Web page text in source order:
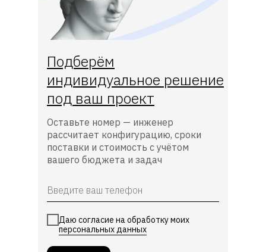
Оставьте номер — инженер
рассчитает конфигурацию, сроки
поставки и стоимость с учётом
вашего бюджета и задач
Подберём
индивидуальное решение
под ваш проект
Даю согласие на обработку моих
персональных данных